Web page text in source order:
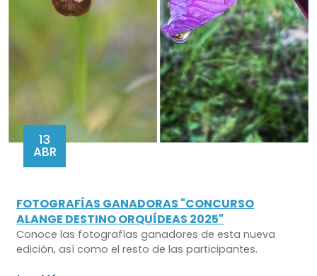
13
ABR
FOTOGRAFÍAS GANADORAS "CONCURSO
ALANGE DESTINO ORQUÍDEAS 2025"
Conoce las fotografías ganadores de esta nueva
edición, así como el resto de las participantes.